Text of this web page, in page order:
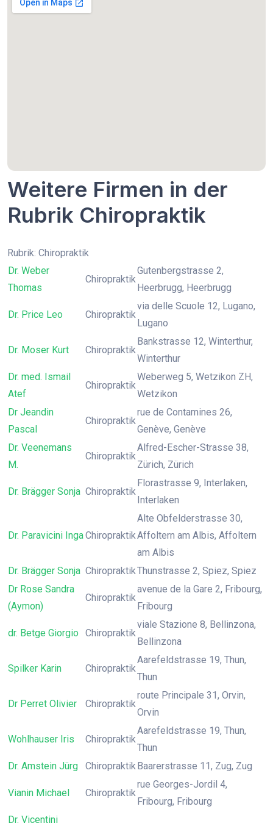
Weitere Firmen in der
Rubrik Chiropraktik
Rubrik: Chiropraktik
Dr. Weber
Thomas
Chiropraktik
Gutenbergstrasse 2,
Heerbrugg, Heerbrugg
Dr. Price Leo Chiropraktik
via delle Scuole 12, Lugano,
Lugano
Dr. Moser Kurt Chiropraktik
Bankstrasse 12, Winterthur,
Winterthur
Dr. med. Ismail
Atef
Chiropraktik
Weberweg 5, Wetzikon ZH,
Wetzikon
Dr Jeandin
Pascal
Chiropraktik
rue de Contamines 26,
Genève, Genève
Dr. Veenemans
M.
Chiropraktik
Alfred-Escher-Strasse 38,
Zürich, Zürich
Dr. Brägger Sonja Chiropraktik
Florastrasse 9, Interlaken,
Interlaken
Dr. Paravicini IngaChiropraktik
Alte Obfelderstrasse 30,
Affoltern am Albis, Affoltern
am Albis
Dr. Brägger Sonja ChiropraktikThunstrasse 2, Spiez, Spiez
Dr Rose Sandra
(Aymon)
Chiropraktik
avenue de la Gare 2, Fribourg,
Fribourg
dr. Betge Giorgio Chiropraktik
viale Stazione 8, Bellinzona,
Bellinzona
Spilker Karin Chiropraktik
Aarefeldstrasse 19, Thun,
Thun
Dr Perret Olivier Chiropraktik
route Principale 31, Orvin,
Orvin
Wohlhauser Iris Chiropraktik
Aarefeldstrasse 19, Thun,
Thun
Dr. Amstein Jürg
ChiropraktikBaarerstrasse 11, Zug, Zug
Vianin Michael Chiropraktik
rue Georges-Jordil 4,
Fribourg, Fribourg
Dr. Vicentini